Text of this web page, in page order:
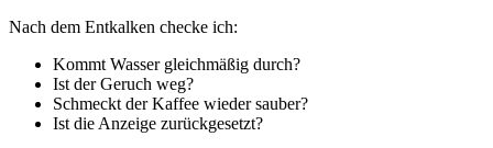
Nach dem Entkalken checke ich:
Kommt Wasser gleichmäßig durch?
Ist der Geruch weg?
Schmeckt der Kaffee wieder sauber?
Ist die Anzeige zurückgesetzt?